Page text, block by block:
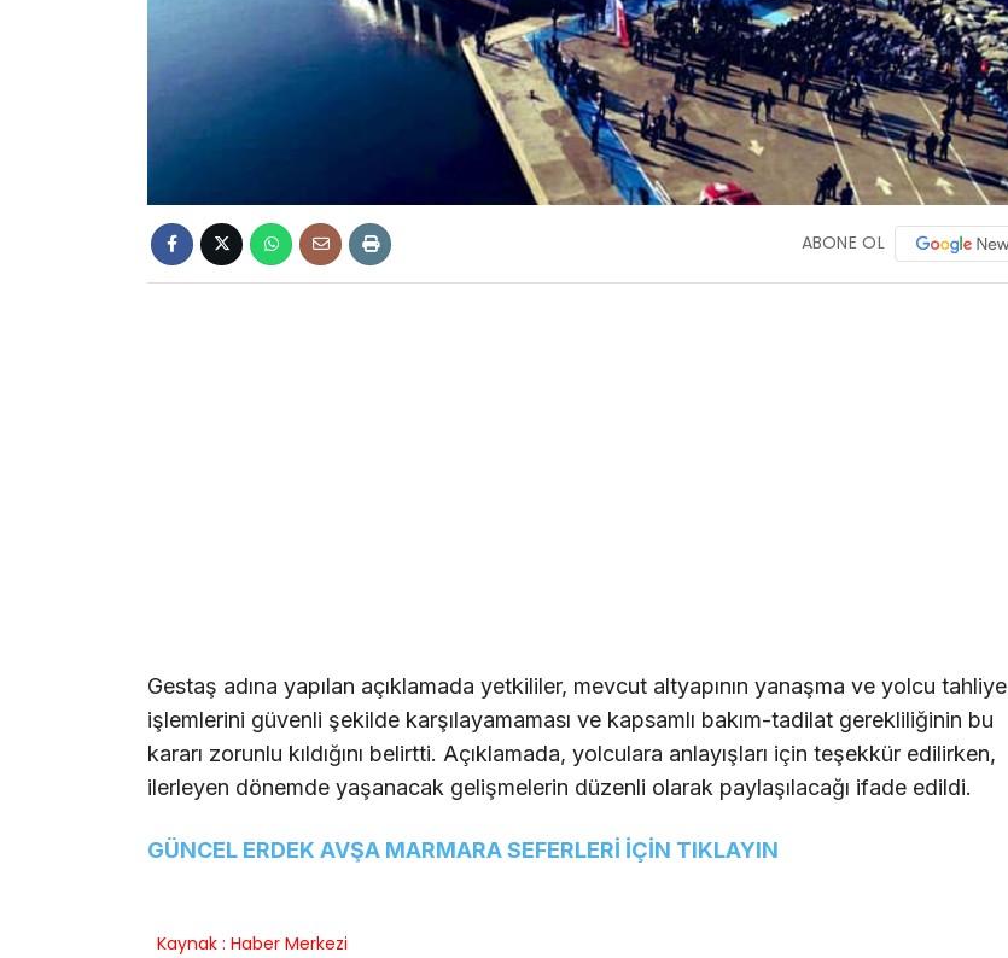
ABONE OL
Gestaş adına yapılan açıklamada yetkililer, mevcut altyapının yanaşma ve yolcu tahliye
işlemlerini güvenli şekilde karşılayamaması ve kapsamlı bakım-tadilat gerekliliğinin bu
kararı zorunlu kıldığını belirtti. Açıklamada, yolculara anlayışları için teşekkür edilirken,
ilerleyen dönemde yaşanacak gelişmelerin düzenli olarak paylaşılacağı ifade edildi.
GÜNCEL ERDEK AVŞA MARMARA SEFERLERİ İÇİN TIKLAYIN
Kaynak : Haber Merkezi